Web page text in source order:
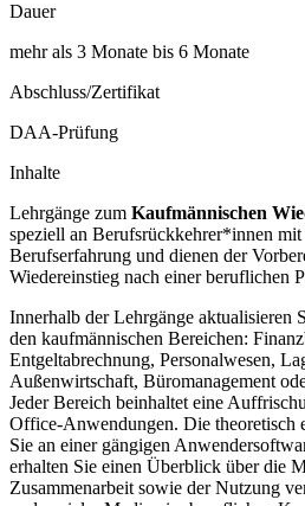
Dauer
mehr als 3 Monate bis 6 Monate
Abschluss/Zertifikat
DAA-Prüfung
Inhalte
Lehrgänge zum Kaufmännischen
speziell an Berufsrückkehrer*innen
Berufserfahrung und dienen der
Wiedereinstieg nach einer beruflichen
Innerhalb der Lehrgänge aktualisieren
den kaufmännischen Bereichen:
Entgeltabrechnung, Personalwesen,
Außenwirtschaft, Büromanagement
Jeder Bereich beinhaltet eine
Office-Anwendungen. Die theoretisch
Sie an einer gängigen
erhalten Sie einen Überblick über die
Zusammenarbeit sowie der Nutzung